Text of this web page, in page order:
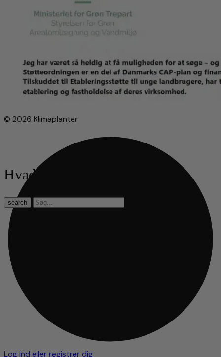
© 2026 Klimaplanter
Hvad leder du efter?
search
Log ind eller registrer dig